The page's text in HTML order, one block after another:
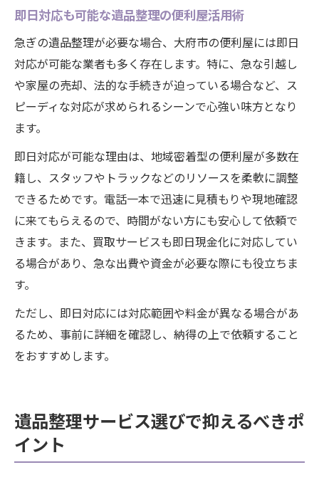
即日対応も可能な遺品整理の便利屋活用術
急ぎの遺品整理が必要な場合、大府市の便利屋には即日
対応が可能な業者も多く存在します。特に、急な引越し
や家屋の売却、法的な手続きが迫っている場合など、ス
ピーディな対応が求められるシーンで心強い味方となり
ます。
即日対応が可能な理由は、地域密着型の便利屋が多数在
籍し、スタッフやトラックなどのリソースを柔軟に調整
できるためです。電話一本で迅速に見積もりや現地確認
に来てもらえるので、時間がない方にも安心して依頼で
きます。また、買取サービスも即日現金化に対応してい
る場合があり、急な出費や資金が必要な際にも役立ちま
す。
ただし、即日対応には対応範囲や料金が異なる場合があ
るため、事前に詳細を確認し、納得の上で依頼すること
をおすすめします。
遺品整理サービス選びで抑えるべきポ
イント